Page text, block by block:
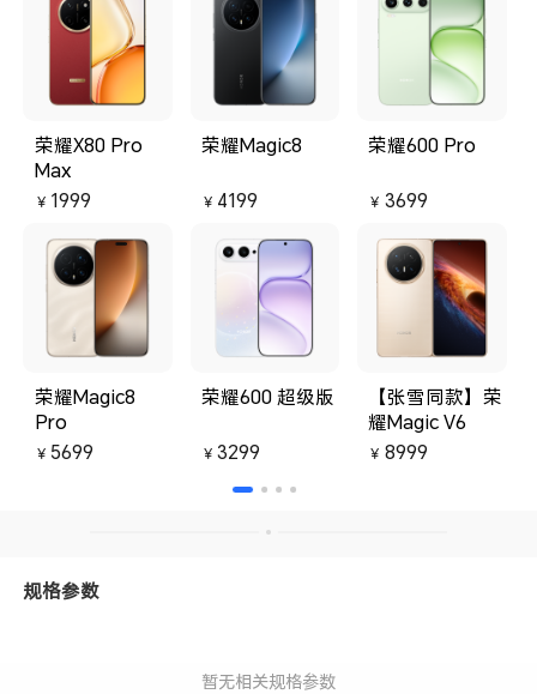
荣耀X80 Pro
Max
￥ 1999
荣耀Magic8
￥ 4199
荣耀600 Pro
￥ 3699
荣耀Magic8
Pro
￥ 5699
荣耀600 超级版
￥ 3299
【张雪同款】荣
耀Magic V6
￥ 8999
规格参数
暂无相关规格参数